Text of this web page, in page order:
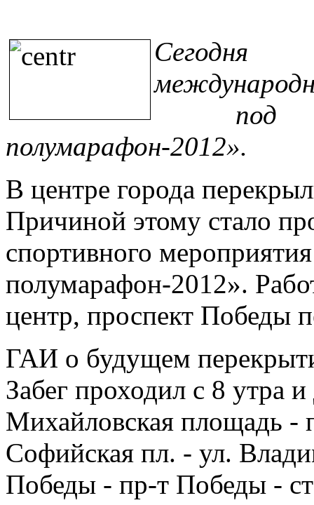
под
полумарафон-2012».
В центре города
Причиной этому стало
спортивного
полумарафон-2012».
центр, проспект Победы
ГАИ о будущем
Забег проходил с 8 утра
Михайловская площадь -
Софийская пл. - ул.
Победы - пр-т Победы -